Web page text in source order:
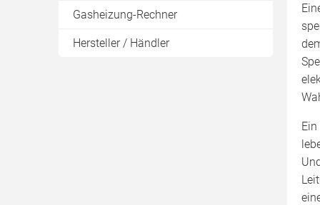
Sanierungskosten
Schornsteinfeger
Gasheizung-Rechner
Hersteller / Händler